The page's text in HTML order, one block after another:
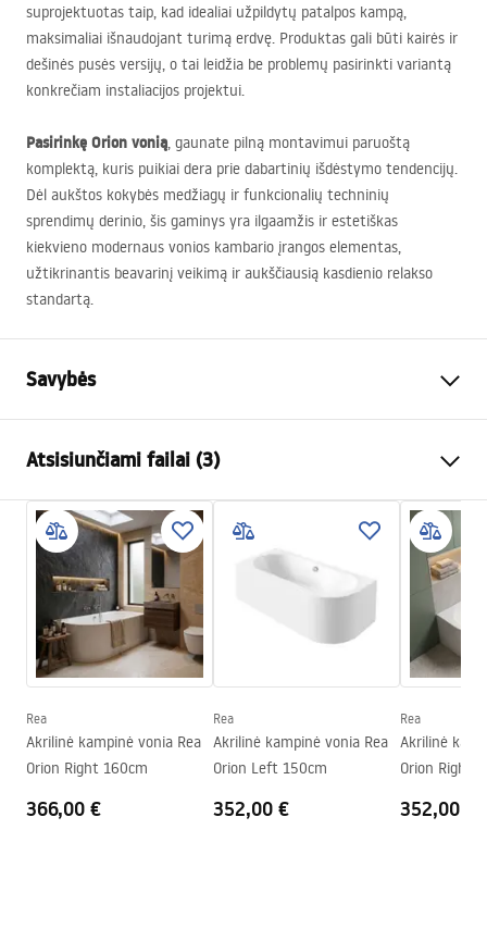
suprojektuotas taip, kad idealiai užpildytų patalpos kampą,
maksimaliai išnaudojant turimą erdvę. Produktas gali būti kairės ir
dešinės pusės versijų, o tai leidžia be problemų pasirinkti variantą
konkrečiam instaliacijos projektui.
Pasirinkę Orion vonią, gaunate pilną montavimui paruoštą
komplektą, kuris puikiai dera prie dabartinių išdėstymo tendencijų.
Dėl aukštos kokybės medžiagų ir funkcionalių techninių
sprendimų derinio, šis gaminys yra ilgaamžis ir estetiškas
kiekvieno modernaus vonios kambario įrangos elementas,
užtikrinantis beavarinį veikimą ir aukščiausią kasdienio relakso
standartą.
Savybės
Spalva
Medžiaga
Akrilas
Ilgis
1495
Plotis
750mm
Aukštis
Montavimo pusė
Kamštis ir sifonas komplekte
Garantija
Atsisiunčiami failai (3)
Saugos informacija
WARUNKI_BEZPIECZENSTWA_WANNY.pdf
Garantijos sąlygos
Warranty_Terms_and_Conditions_Bathtubs.pdf
Surinkimo instrukcija
Orion_160_170.pdf
Rea
Akrilinė kampinė vonia Rea
Orion Right 160cm
366,00 €
Rea
Akrilinė kampinė vonia Rea
Orion Left 150cm
352,00 €
Rea
Akrilinė
Orion Right
352,00 €